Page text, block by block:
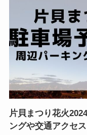
片貝まつり花火
ングや交通アクセ